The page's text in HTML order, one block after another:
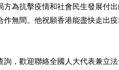
方為抗擊疫情和社會民生發展付
作無間。他祝願香港能盡快走出
詢，歡迎聯絡全國人大代表兼立